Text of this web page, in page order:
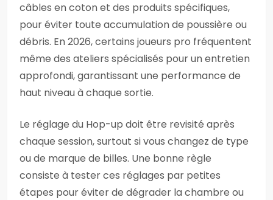
câbles en coton et des produits spécifiques,
pour éviter toute accumulation de poussière ou
débris. En 2026, certains joueurs pro fréquentent
même des ateliers spécialisés pour un entretien
approfondi, garantissant une performance de
haut niveau à chaque sortie.
Le réglage du Hop-up doit être revisité après
chaque session, surtout si vous changez de type
ou de marque de billes. Une bonne règle
consiste à tester ces réglages par petites
étapes pour éviter de dégrader la chambre ou